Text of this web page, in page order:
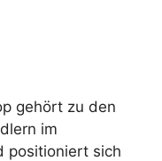
gehört zu den
im
positioniert sich